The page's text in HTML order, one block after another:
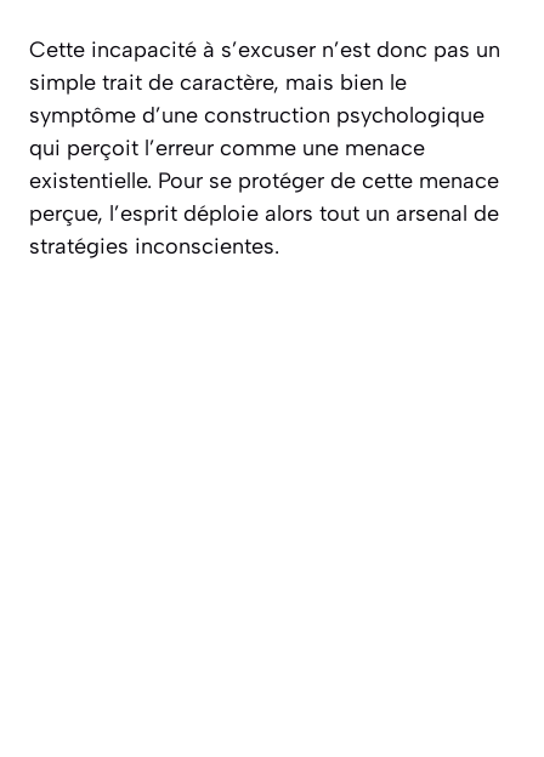
Cette incapacité à s’excuser n’est donc pas un
simple trait de caractère, mais bien le
symptôme d’une construction psychologique
qui perçoit l’erreur comme une menace
existentielle. Pour se protéger de cette menace
perçue, l’esprit déploie alors tout un arsenal de
stratégies inconscientes.